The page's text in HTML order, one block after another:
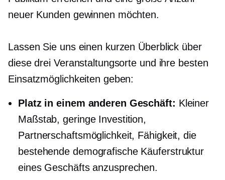
neuer Kunden gewinnen möchten.
Lassen Sie uns einen kurzen Überblick über
diese drei Veranstaltungsorte und ihre besten
Einsatzmöglichkeiten geben:
Platz in einem anderen Geschäft: Kleiner
Maßstab, geringe Investition,
Partnerschaftsmöglichkeit, Fähigkeit, die
bestehende demografische Käuferstruktur
eines Geschäfts anzusprechen.